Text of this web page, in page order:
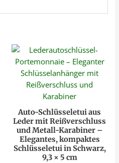
Auto-Schlüsseletui aus
Leder mit Reißverschluss
und Metall-Karabiner –
Elegantes, kompaktes
Schlüsseletui in Schwarz,
9,3 × 5 cm